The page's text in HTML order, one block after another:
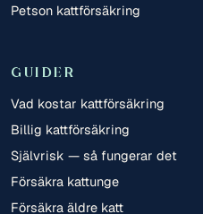
Petson kattförsäkring
GUIDER
Vad kostar kattförsäkring
Billig kattförsäkring
Självrisk — så fungerar det
Försäkra kattunge
Försäkra äldre katt